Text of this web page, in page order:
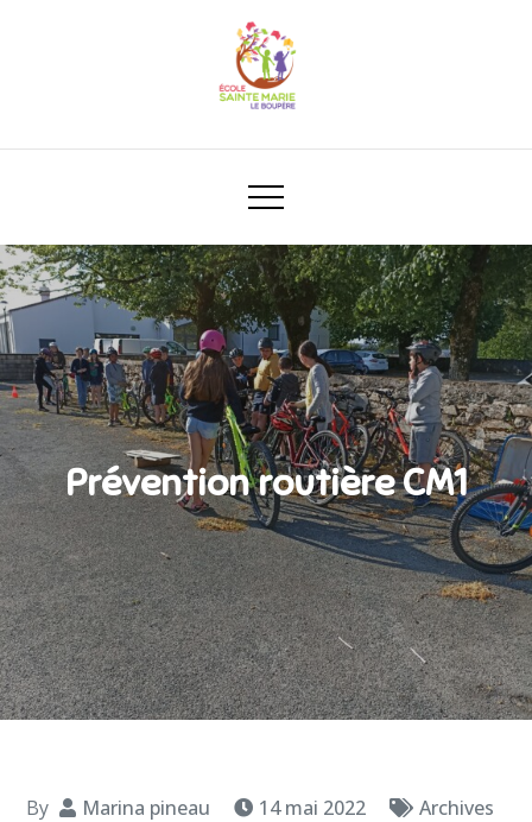
Prévention routière CM1
By Marina pineau 14 mai 2022
Archives